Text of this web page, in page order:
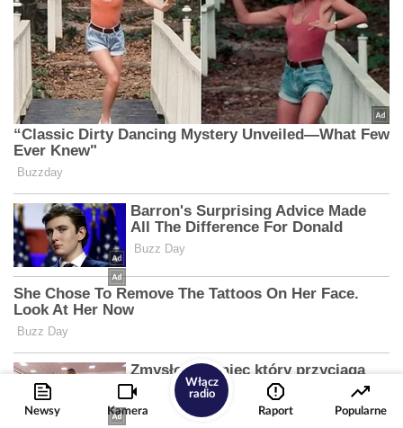
Newsy Kamera
Włącz
radio
Raport
Popularne